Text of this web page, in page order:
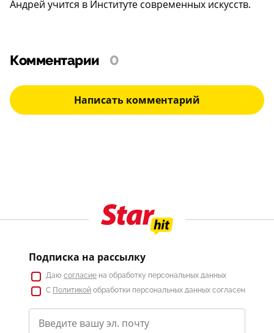
Андрей учится в Институте современных искусств.
Комментарии 0
Написать комментарий
Подписка на рассылку
Даю согласие на обработку персональных данных
С Политикой обработки персональных данных согласен